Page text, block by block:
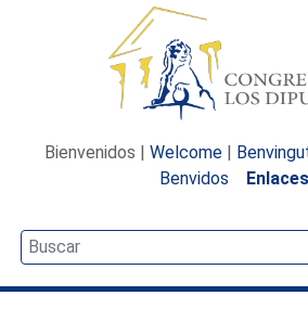
Bienvenidos | Welcome |
Benvidos
Enlaces